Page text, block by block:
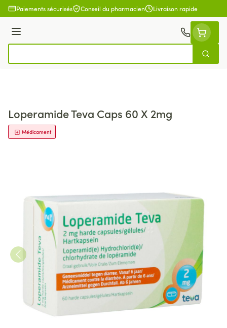
Aller au contenu
Paiements sécurisés Conseil du pharmacien Livraison rapide
Menu
Loperamide Teva Caps 60 X 2mg
Médicament